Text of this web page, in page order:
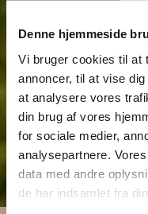
Denne hjemmeside
Vi bruger cookies til at
annoncer, til at vise
at analysere vores
din brug af vores
for sociale medier,
analysepartnere.
data med andre
de har indsamlet fra